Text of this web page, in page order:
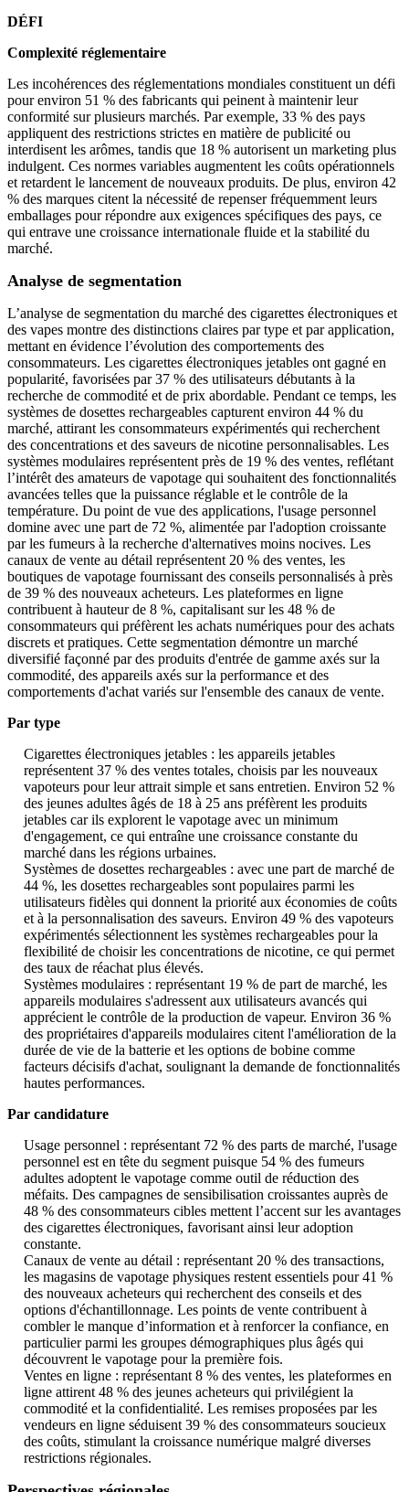
DÉFI
Complexité réglementaire
Les incohérences des réglementations mondiales constituent un défi
pour environ 51 % des fabricants qui peinent à maintenir leur
conformité sur plusieurs marchés. Par exemple, 33 % des pays
appliquent des restrictions strictes en matière de publicité ou
interdisent les arômes, tandis que 18 % autorisent un marketing plus
indulgent. Ces normes variables augmentent les coûts opérationnels
et retardent le lancement de nouveaux produits. De plus, environ 42
% des marques citent la nécessité de repenser fréquemment leurs
emballages pour répondre aux exigences spécifiques des pays, ce
qui entrave une croissance internationale fluide et la stabilité du
marché.
Analyse de segmentation
L’analyse de segmentation du marché des cigarettes électroniques et
des vapes montre des distinctions claires par type et par application,
mettant en évidence l’évolution des comportements des
consommateurs. Les cigarettes électroniques jetables ont gagné en
popularité, favorisées par 37 % des utilisateurs débutants à la
recherche de commodité et de prix abordable. Pendant ce temps, les
systèmes de dosettes rechargeables capturent environ 44 % du
marché, attirant les consommateurs expérimentés qui recherchent
des concentrations et des saveurs de nicotine personnalisables. Les
systèmes modulaires représentent près de 19 % des ventes, reflétant
l’intérêt des amateurs de vapotage qui souhaitent des fonctionnalités
avancées telles que la puissance réglable et le contrôle de la
température. Du point de vue des applications, l'usage personnel
domine avec une part de 72 %, alimentée par l'adoption croissante
par les fumeurs à la recherche d'alternatives moins nocives. Les
canaux de vente au détail représentent 20 % des ventes, les
boutiques de vapotage fournissant des conseils personnalisés à près
de 39 % des nouveaux acheteurs. Les plateformes en ligne
contribuent à hauteur de 8 %, capitalisant sur les 48 % de
consommateurs qui préfèrent les achats numériques pour des achats
discrets et pratiques. Cette segmentation démontre un marché
diversifié façonné par des produits d'entrée de gamme axés sur la
commodité, des appareils axés sur la performance et des
comportements d'achat variés sur l'ensemble des canaux de vente.
Par type
Cigarettes électroniques jetables : les appareils jetables
représentent 37 % des ventes totales, choisis par les nouveaux
vapoteurs pour leur attrait simple et sans entretien. Environ 52 %
des jeunes adultes âgés de 18 à 25 ans préfèrent les produits
jetables car ils explorent le vapotage avec un minimum
d'engagement, ce qui entraîne une croissance constante du
marché dans les régions urbaines.
Systèmes de dosettes rechargeables : avec une part de marché de
44 %, les dosettes rechargeables sont populaires parmi les
utilisateurs fidèles qui donnent la priorité aux économies de coûts
et à la personnalisation des saveurs. Environ 49 % des vapoteurs
expérimentés sélectionnent les systèmes rechargeables pour la
flexibilité de choisir les concentrations de nicotine, ce qui permet
des taux de réachat plus élevés.
Systèmes modulaires : représentant 19 % de part de marché, les
appareils modulaires s'adressent aux utilisateurs avancés qui
apprécient le contrôle de la production de vapeur. Environ 36 %
des propriétaires d'appareils modulaires citent l'amélioration de la
durée de vie de la batterie et les options de bobine comme
facteurs décisifs d'achat, soulignant la demande de fonctionnalités
hautes performances.
Par candidature
Usage personnel : représentant 72 % des parts de marché, l'usage
personnel est en tête du segment puisque 54 % des fumeurs
adultes adoptent le vapotage comme outil de réduction des
méfaits. Des campagnes de sensibilisation croissantes auprès de
48 % des consommateurs cibles mettent l’accent sur les avantages
des cigarettes électroniques, favorisant ainsi leur adoption
constante.
Canaux de vente au détail : représentant 20 % des transactions,
les magasins de vapotage physiques restent essentiels pour 41 %
des nouveaux acheteurs qui recherchent des conseils et des
options d'échantillonnage. Les points de vente contribuent à
combler le manque d’information et à renforcer la confiance, en
particulier parmi les groupes démographiques plus âgés qui
découvrent le vapotage pour la première fois.
Ventes en ligne : représentant 8 % des ventes, les plateformes en
ligne attirent 48 % des jeunes acheteurs qui privilégient la
commodité et la confidentialité. Les remises proposées par les
vendeurs en ligne séduisent 39 % des consommateurs soucieux
des coûts, stimulant la croissance numérique malgré diverses
restrictions régionales.